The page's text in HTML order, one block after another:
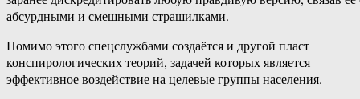
абсурдными и смешными страшилками.
Помимо этого спецслужбами создаётся и другой пласт
конспирологических теорий, задачей которых является
эффективное воздействие на целевые группы населения.